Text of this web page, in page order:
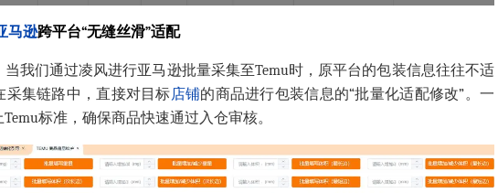
马逊跨平台“无缝丝滑”适配
我们通过凌风进行亚马逊批量采集至Temu时，原平台的包装信息往往不适
采集链路中，直接对目标店铺的商品进行包装信息的“批量化适配修改”。一
标准，确保商品快速通过入仓审核。